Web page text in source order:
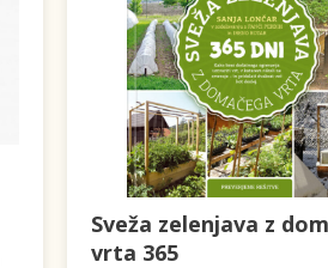
Sveža zelenjava z
vrta 365